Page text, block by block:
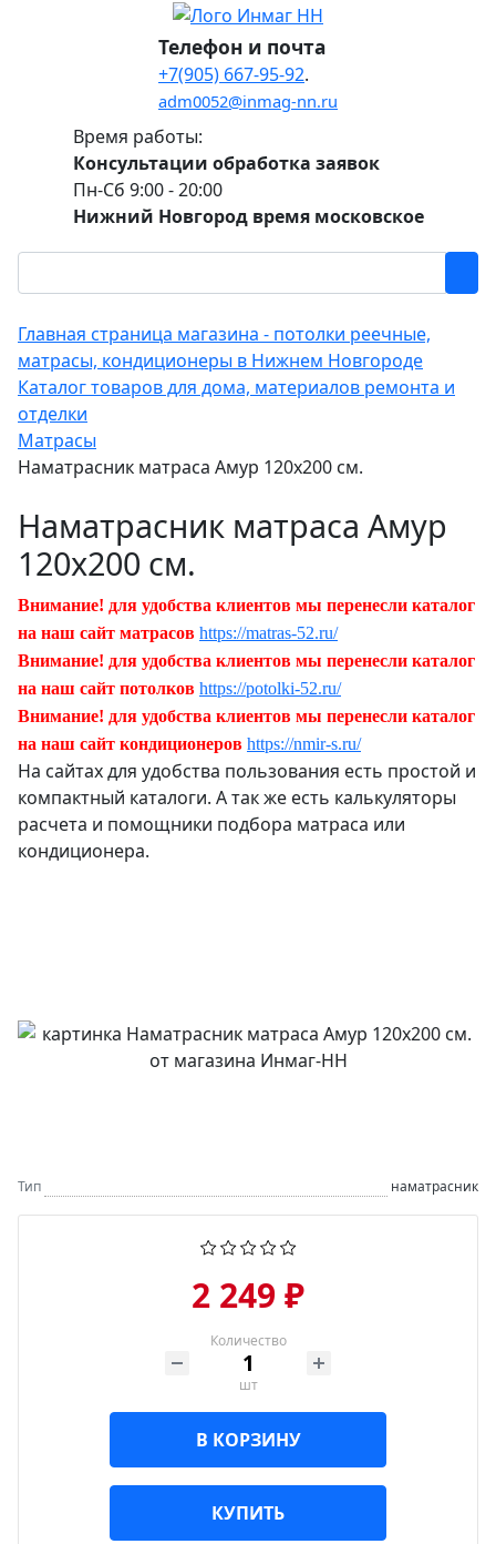
Телефон и почта
+7(905) 667-95-92.
adm0052@inmag-nn.ru
Время работы:
Консультации обработка заявок
Пн-Сб 9:00 - 20:00
Нижний Новгород время московское
Главная страница магазина - потолки реечные,
матрасы, кондиционеры в Нижнем Новгороде
Каталог товаров для дома, материалов ремонта и
отделки
Матрасы
Наматрасник матраса Амур 120х200 см.
Наматрасник матраса Амур
120х200 см.
Внимание! для удобства клиентов мы перенесли каталог
на наш сайт матрасов https://matras-52.ru/
Внимание! для удобства клиентов мы перенесли каталог
на наш сайт потолков https://potolki-52.ru/
Внимание! для удобства клиентов мы перенесли каталог
на наш сайт кондиционеров https://nmir-s.ru/
На сайтах для удобства пользования есть простой и
компактный каталоги. А так же есть калькуляторы
расчета и помощники подбора матраса или
кондиционера.
Тип наматрасник
2 249 ₽
Количество
шт
В КОРЗИНУ
КУПИТЬ